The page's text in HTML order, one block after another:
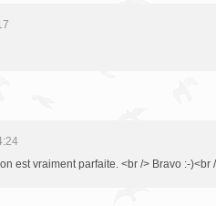
est vraiment parfaite. <br /> Bravo :-)<br